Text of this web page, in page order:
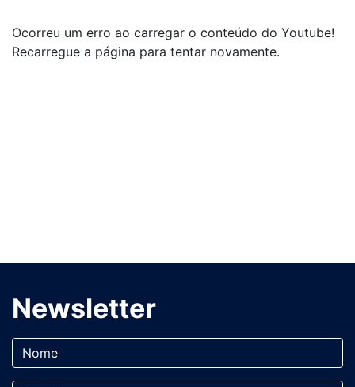
Ocorreu um erro ao carregar o conteúdo do Youtube!
Recarregue a página para tentar novamente.
Newsletter